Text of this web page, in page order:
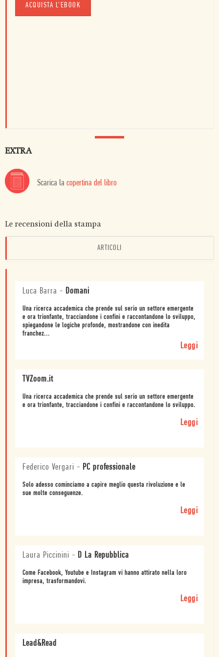
ACQUISTA L'EBOOK
EXTRA
Scarica la copertina del libro
Le recensioni della stampa
ARTICOLI
Luca Barra - Domani
Una ricerca accademica che prende sul serio un settore emergente
e ora trionfante, tracciandone i confini e raccontandone lo sviluppo,
spiegandone le logiche profonde, mostrandone con inedita
franchez...
Leggi
TVZoom.it
Una ricerca accademica che prende sul serio un settore emergente
e ora trionfante, tracciandone i confini e raccontandone lo sviluppo.
Leggi
Federico Vergari - PC professionale
Solo adesso cominciamo a capire meglio questa rivoluzione e le
sue molte conseguenze.
Leggi
Laura Piccinini - D La Repubblica
Come Facebook, Youtube e Instagram vi hanno attirato nella loro
impresa, trasformandovi.
Leggi
Lead&Read